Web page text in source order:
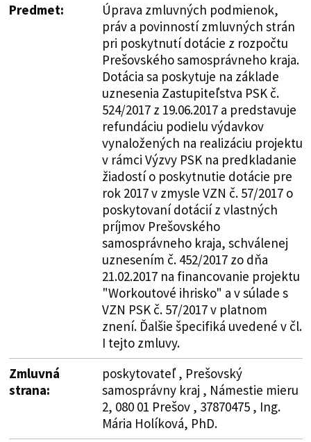
Predmet:
Úprava zmluvných podmienok,
práv a povinností zmluvných strán
pri poskytnutí dotácie z rozpočtu
Prešovského samosprávneho kraja.
Dotácia sa poskytuje na základe
uznesenia Zastupiteľstva PSK č.
524/2017 z 19.06.2017 a predstavuje
refundáciu podielu výdavkov
vynaložených na realizáciu projektu
v rámci Výzvy PSK na predkladanie
žiadostí o poskytnutie dotácie pre
rok 2017 v zmysle VZN č. 57/2017 o
poskytovaní dotácií z vlastných
príjmov Prešovského
samosprávneho kraja, schválenej
uznesením č. 452/2017 zo dňa
21.02.2017 na financovanie projektu
"Workoutové ihrisko" a v súlade s
VZN PSK č. 57/2017 v platnom
znení. Ďalšie špecifiká uvedené v čl.
I tejto zmluvy.
Zmluvná
strana:
poskytovateľ , Prešovský
samosprávny kraj , Námestie mieru
2, 080 01 Prešov , 37870475 , Ing.
Mária Holíková, PhD.